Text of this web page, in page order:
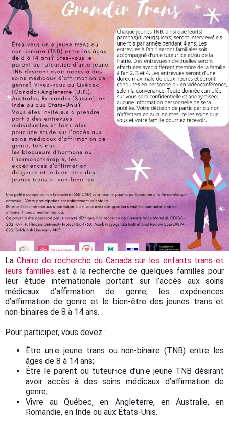
LaChaire de recherche du Canada sur les enfants trans et
leurs familles est à la recherche de quelques familles pour
leur étude internationale portant sur l’accès aux soins
médicaux d’affirmation de genre, les expériences
d’affirmation de genre et le bien-être des jeunes trans et
non-binaires de 8 à 14 ans.
Pour participer, vous devez :
Être un·e jeune trans ou non-binaire (TNB) entre les
âges de 8 à 14 ans;
Être le parent ou tuteur·ice d’un·e jeune TNB désirant
avoir accès à des soins médicaux d’affirmation de
genre;
Vivre au Québec, en Angleterre, en Australie, en
Romandie, en Inde ou aux États-Unis.